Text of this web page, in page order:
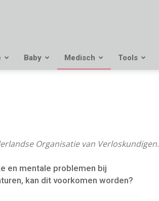
Baby Medisch Tools
Organisatie van Verloskundigen.
en mentale problemen bij
kan dit voorkomen worden?